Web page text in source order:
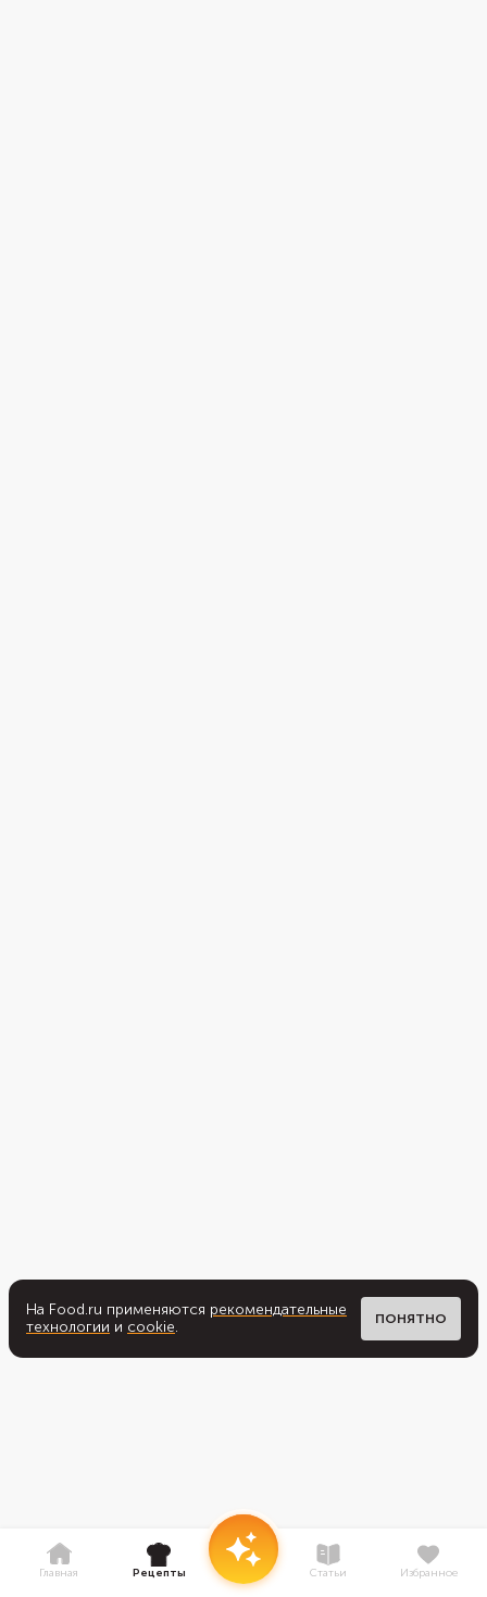
На Food.ru применяются рекомендательные
технологии и cookie. ПОНЯТНО
Главная Рецепты Статьи Избранное